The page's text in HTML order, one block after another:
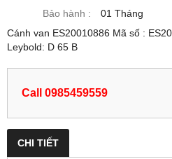
Bảo hành :
01 Tháng
Cánh van ES20010886 Mã số :
Leybold: D 65 B
Call 0985459559
CHI TIẾT